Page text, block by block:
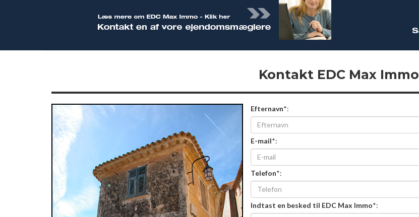
Kontakt EDC Max Immo
Efternavn*:
E-mail*:
Telefon*:
Indtast en besked til EDC Max Immo*: